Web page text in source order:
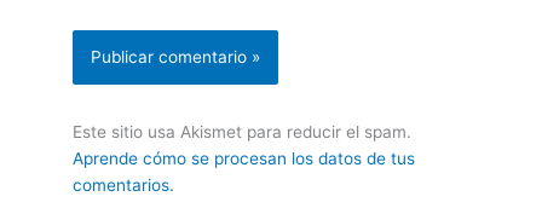
Este sitio usa Akismet para reducir el spam.
Aprende cómo se procesan los datos de tus
comentarios.